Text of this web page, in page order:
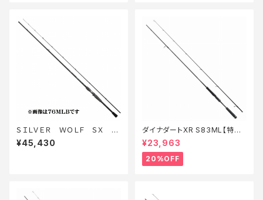
ＳＩＬＶＥＲ ＷＯＬＦ ＳＸ 71
ＬＭＬＢ−Ｓ
¥45,430
ダイナダートXR S83ML【特価
ロッド】【20】
¥23,963
20%OFF